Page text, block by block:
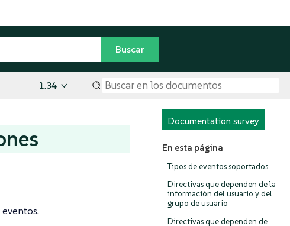
1.34
Documentation survey
En esta página
Tipos de eventos soportados
Directivas que dependen de la
información del usuario y del
grupo de usuario
Directivas que dependen de
eventos.